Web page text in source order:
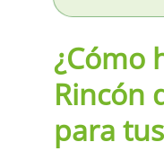
¿Cómo
Rincón
para